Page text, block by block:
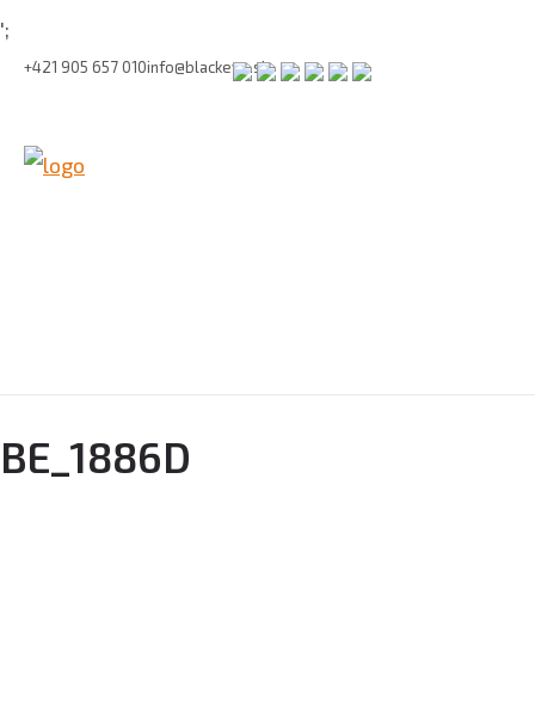
';
+421 905 657 010info@blackeye.sk
BE_1886D